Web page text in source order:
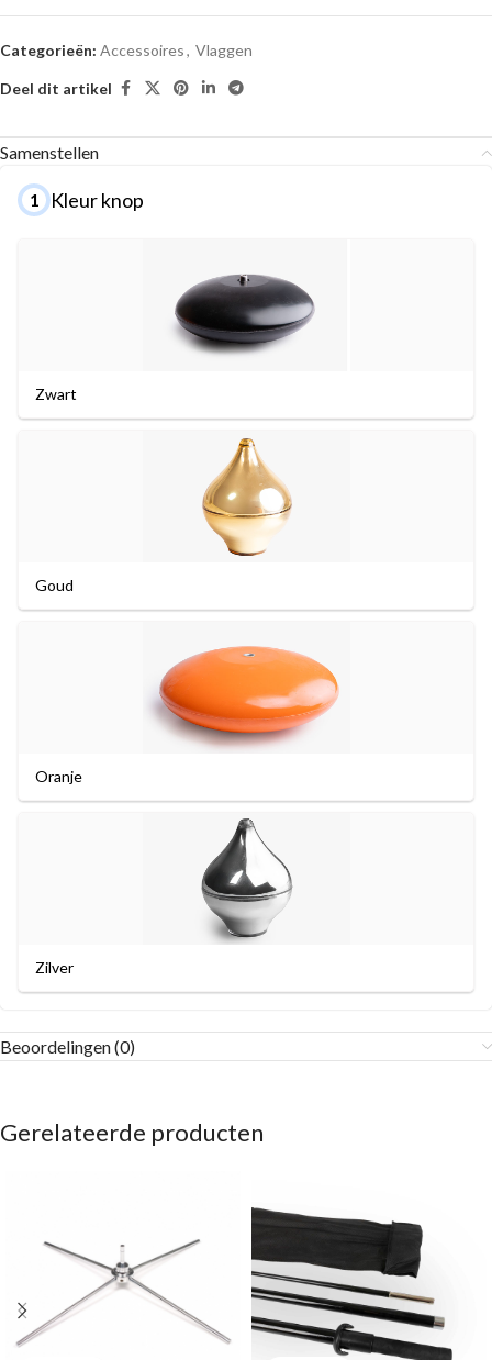
Categorieën: Accessoires, Vlaggen
Deel dit artikel
Samenstellen
1 Kleur knop
Zwart
Goud
Oranje
Zilver
Beoordelingen (0)
Gerelateerde producten